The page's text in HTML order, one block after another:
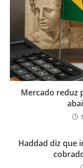
Mercado reduz
Haddad diz que